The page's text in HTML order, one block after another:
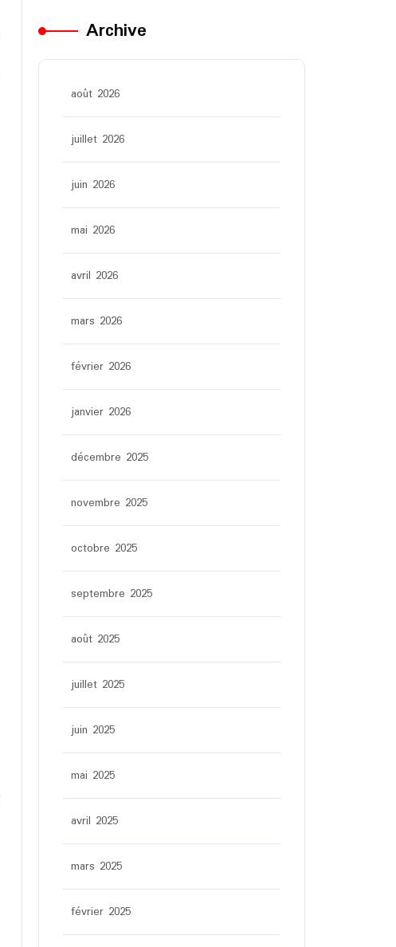
Archive
août 2026
juillet 2026
juin 2026
mai 2026
avril 2026
mars 2026
février 2026
janvier 2026
décembre 2025
novembre 2025
octobre 2025
septembre 2025
août 2025
juillet 2025
juin 2025
mai 2025
avril 2025
mars 2025
février 2025